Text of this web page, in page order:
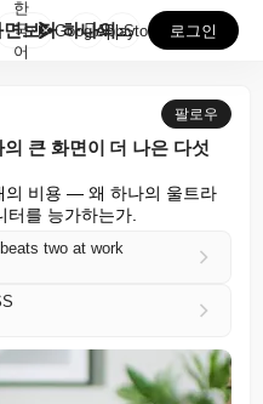
직장에서 두 개의 화면보다 하나의 큰 화면이 더 나은 ...
한
국
어
GooglePlay
AppStore 로그인
팔로우
큰 화면이 더 나은 다섯
의 비용 — 왜 하나의 울트라
를 능가하는가.
two at work